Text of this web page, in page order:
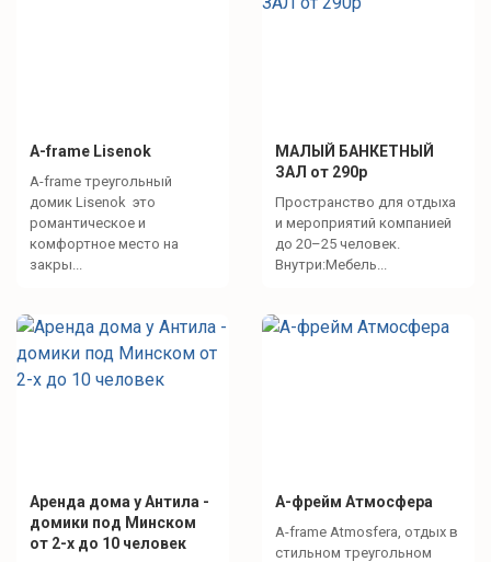
A-frame Lisenok
A-frame треугольный
домик Lisenok это
романтическое и
комфортное место на
закры...
МАЛЫЙ БАНКЕТНЫЙ
ЗАЛ от 290р
Пространство для отдыха
и мероприятий компанией
до 20–25 человек.
Внутри:Мебель...
Аренда дома у Антила -
домики под Минском
от 2-х до 10 человек
А-фрейм Атмосфера
A-frame Atmosfera, отдых в
стильном треугольном